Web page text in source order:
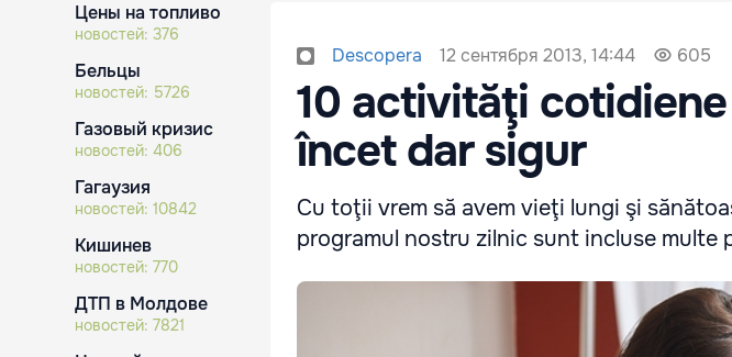
Цены на топливо
новостей: 376
Бельцы
новостей: 5726
Газовый кризис
новостей: 406
Гагаузия
новостей: 10842
Кишинев
новостей: 770
ДТП в Молдове
новостей: 7821
Descopera 12 сентября 2013, 14:44 605
10 activităţi
încet dar sigur
Cu toţii vrem să avem vieţi lungi şi
programul nostru zilnic sunt incluse multe